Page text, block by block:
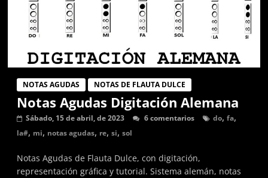
NOTAS AGUDAS NOTAS DE FLAUTA DULCE
Notas Agudas Digitación Alemana
Sábado, 15 de abril, de 2023 6 comentarios do,fa,
la#, mi, notas agudas, re,si,sol
Notas Agudas de Flauta Dulce, con digitación,
representación gráfica y tutorial. Sistema alemán, notas